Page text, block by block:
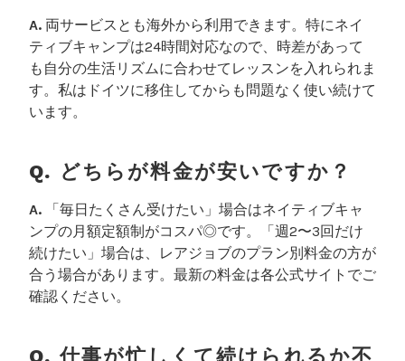
A. 両サービスとも海外から利用できます。特にネイ
ティブキャンプは24時間対応なので、時差があって
も自分の生活リズムに合わせてレッスンを入れられま
す。私はドイツに移住してからも問題なく使い続けて
います。
Q. どちらが料金が安いですか？
A. 「毎日たくさん受けたい」場合はネイティブキャ
ンプの月額定額制がコスパ◎です。「週2〜3回だけ
続けたい」場合は、レアジョブのプラン別料金の方が
合う場合があります。最新の料金は各公式サイトでご
確認ください。
Q. 仕事が忙しくて続けられるか不